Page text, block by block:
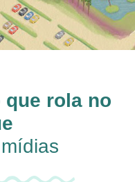
que rola no